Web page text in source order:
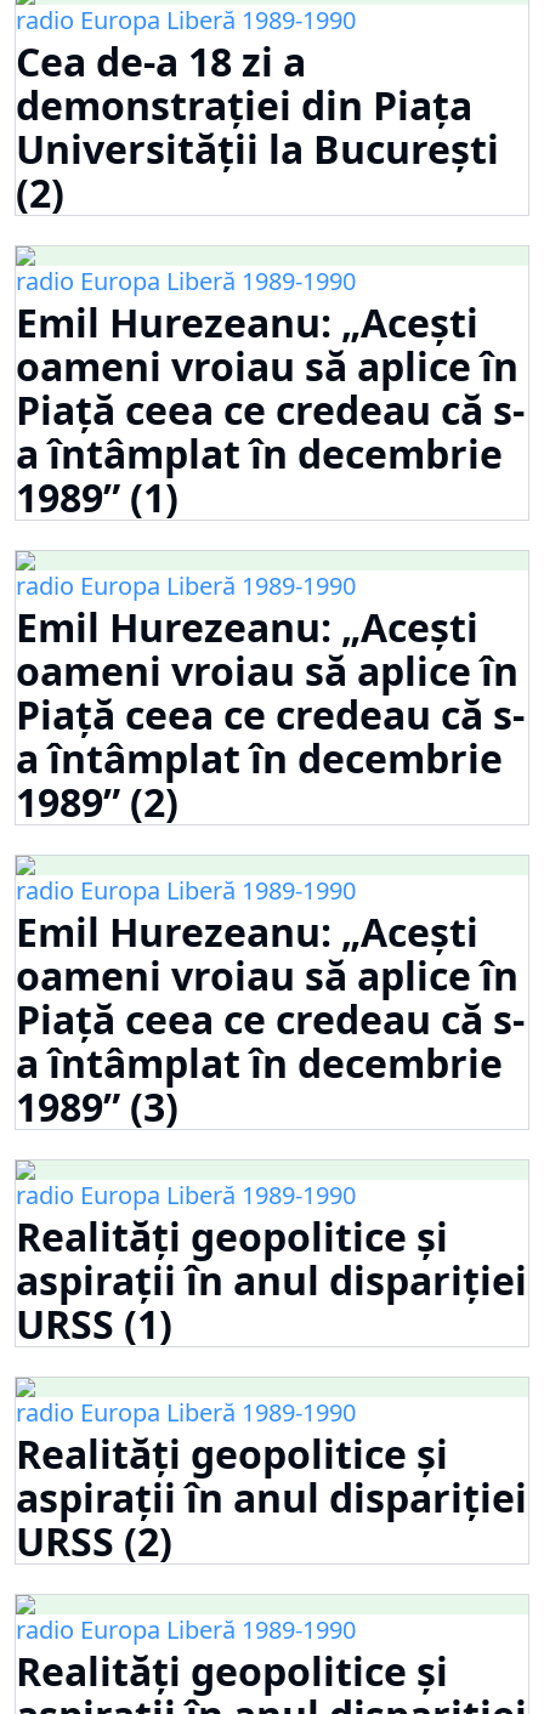
radio Europa Liberă 1989-1990
Cea de-a 18 zi a
demonstrației din Piața
Universității la București
(2)
radio Europa Liberă 1989-1990
Emil Hurezeanu: „Acești
oameni vroiau să aplice în
Piață ceea ce credeau că s-
a întâmplat în decembrie
1989” (1)
radio Europa Liberă 1989-1990
Emil Hurezeanu: „Acești
oameni vroiau să aplice în
Piață ceea ce credeau că s-
a întâmplat în decembrie
1989” (2)
radio Europa Liberă 1989-1990
Emil Hurezeanu: „Acești
oameni vroiau să aplice în
Piață ceea ce credeau că s-
a întâmplat în decembrie
1989” (3)
radio Europa Liberă 1989-1990
Realități geopolitice și
aspirații în anul dispariției
URSS (1)
radio Europa Liberă 1989-1990
Realități geopolitice și
aspirații în anul dispariției
URSS (2)
radio Europa Liberă 1989-1990
Realități geopolitice și